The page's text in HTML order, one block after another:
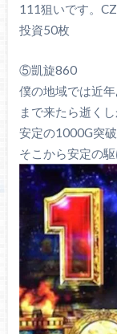
111狙いです。CZ
投資50枚
⑤凱旋860
僕の地域では近
まで来たら逝く
安定の1000G突
そこから安定の